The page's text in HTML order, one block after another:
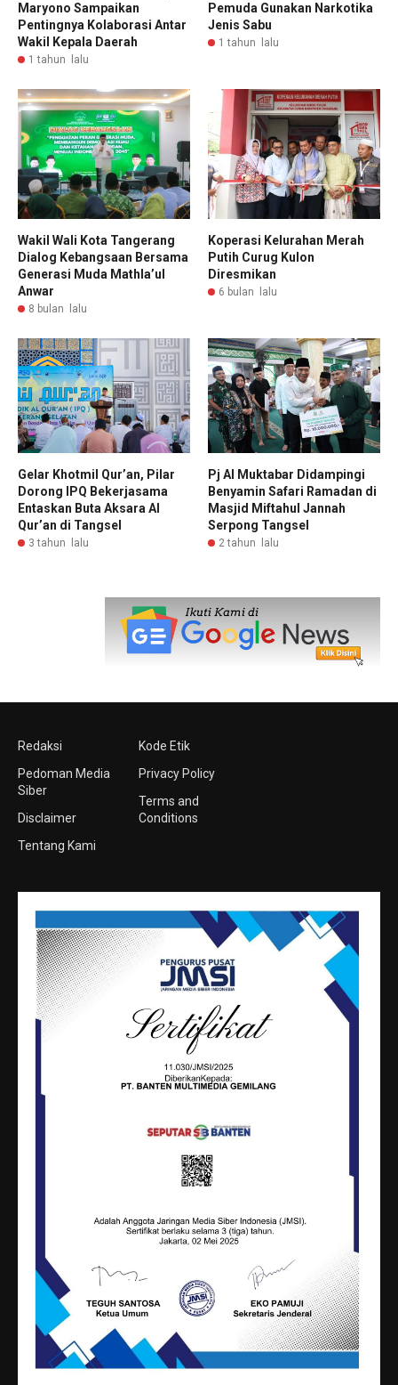
Maryono Sampaikan
Pentingnya Kolaborasi Antar
Wakil Kepala Daerah
1 tahun lalu
Pemuda Gunakan Narkotika
Jenis Sabu
1 tahun lalu
Wakil Wali Kota Tangerang
Dialog Kebangsaan Bersama
Generasi Muda Mathla’ul
Anwar
8 bulan lalu
Koperasi Kelurahan Merah
Putih Curug Kulon
Diresmikan
6 bulan lalu
Gelar Khotmil Qur’an, Pilar
Dorong IPQ Bekerjasama
Entaskan Buta Aksara Al
Qur’an di Tangsel
3 tahun lalu
Pj Al Muktabar Didampingi
Benyamin Safari Ramadan di
Masjid Miftahul Jannah
Serpong Tangsel
2 tahun lalu
Redaksi
Pedoman Media
Siber
Disclaimer
Tentang Kami
Kode Etik
Privacy Policy
Terms and
Conditions